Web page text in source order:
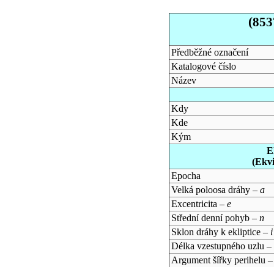
Předběžné označení
Katalogové číslo
Název
Kdy
Kde
Kým
Epocha
Velká poloosa dráhy – a
Excentricita – e
Střední denní pohyb – n
Sklon dráhy k ekliptice – i
Délka vzestupného uzlu –
Argument šířky perihelu